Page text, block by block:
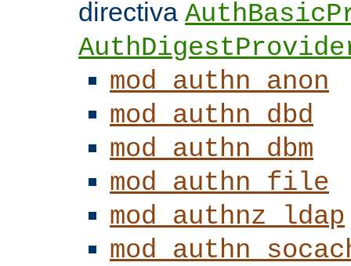
directiva
mod_authn_anon
mod_authn_dbd
mod_authn_dbm
mod_authn_file
mod_authnz_ldap